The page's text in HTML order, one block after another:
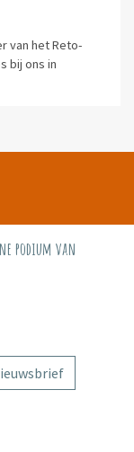
van het Reto-
bij ons in
podium van